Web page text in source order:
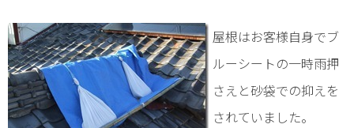
屋根はお客様自身でブ
ルーシートの一時雨押
さえと砂袋での抑えを
されていました。